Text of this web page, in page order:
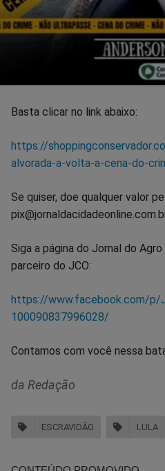
Basta clicar no link abaixo:
https://
alvorada-a-volta-a-cena-do-
Se quiser, doe qualquer valor
Siga a página do Jornal do
parceiro do JCO:
https://www.facebook.com/p/
100090837996028/
Contamos com você nessa
da Redação
ESCRAVIDÃO LULA